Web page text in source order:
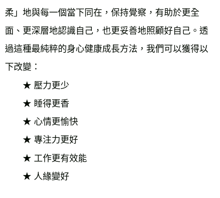
柔」地與每一個當下同在，保持覺察，有助於更全
面、更深層地認識自己，也更妥善地照顧好自己。透
過這種最純粹的身心健康成長方法，我們可以獲得以
下改變：
★ 壓力更少
★ 睡得更香
★ 心情更愉快
★ 專注力更好
★ 工作更有效能
★ 人緣變好